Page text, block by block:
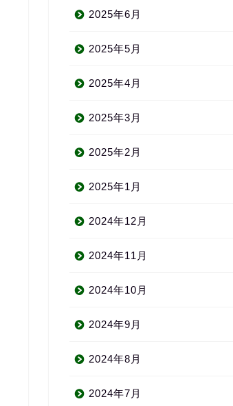
2025年6月
2025年5月
2025年4月
2025年3月
2025年2月
2025年1月
2024年12月
2024年11月
2024年10月
2024年9月
2024年8月
2024年7月